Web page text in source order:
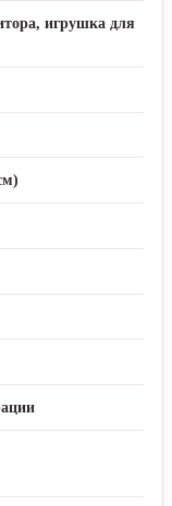
игрушка для